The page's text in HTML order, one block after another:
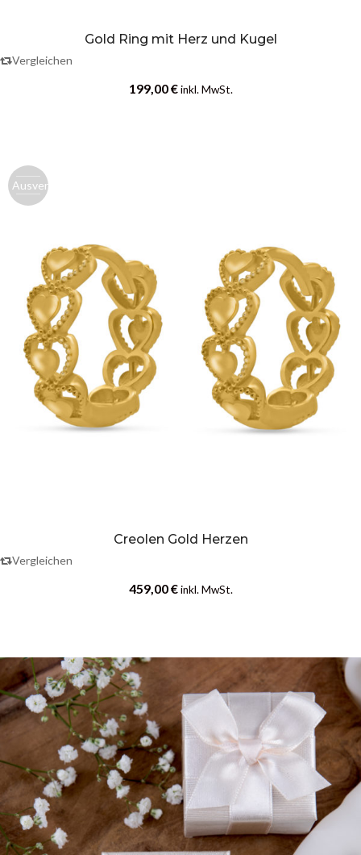
Gold Ring mit Herz und Kugel
Vergleichen
199,00€ inkl. MwSt.
Ausverk.
Creolen Gold Herzen
Vergleichen
459,00€ inkl. MwSt.